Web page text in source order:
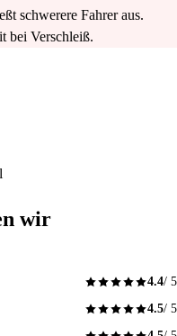
schwerere Fahrer aus.
bei Verschleiß.
wir
4.4/ 5
4.5/ 5